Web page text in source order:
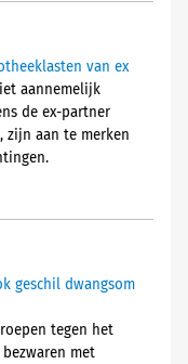
van ex
aannemelijk
de ex-partner
zijn aan te merken
geschil dwangsom
tegen het
met